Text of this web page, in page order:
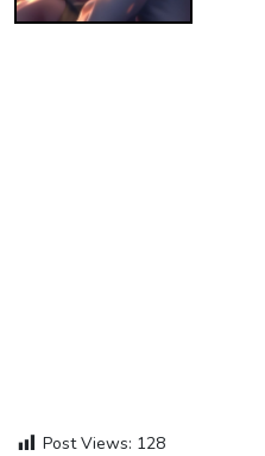
Post Views: 128